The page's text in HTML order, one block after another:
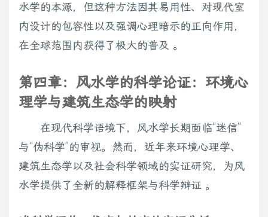
水学的本源，但这种方法因其易用性、对现代室
内设计的包容性以及强调心理暗示的正向作用，
在全球范围内获得了极大的普及 。
第四章：风水学的科学论证：环境心
理学与建筑生态学的映射
在现代科学语境下，风水学长期面临“迷信”
与“伪科学”的审视。然而，近年来环境心理学、
建筑生态学以及社会科学领域的实证研究，为风
水学提供了全新的解释框架与科学辩证 。